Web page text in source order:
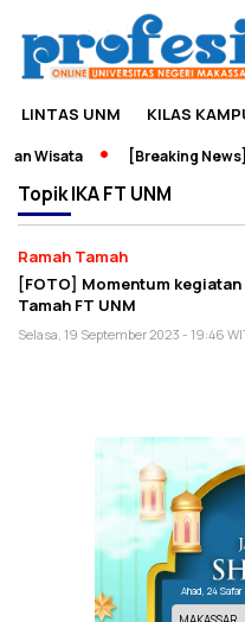
LINTAS UNM KILAS
Wisata [Breaking
TopikIKA FT UNM
Ramah Tamah
[FOTO] Momentum kegiatan
Tamah FT UNM
Selasa, 19 September 2023 - 19:46
Ahad, 24 Safar